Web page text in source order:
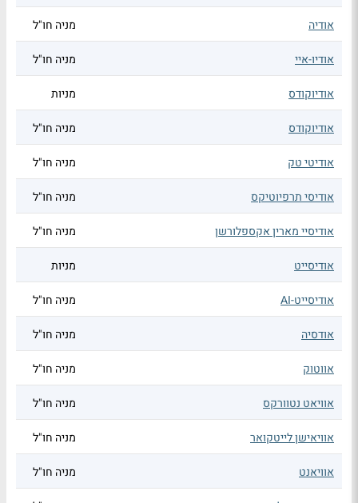
אודיה מניה חו"ל
אודיו-איי מניה חו"ל
אודיוקודס מניות
אודיוקודס מניה חו"ל
אודיטי טק מניה חו"ל
אודיסי תרפיוטיקס מניה חו"ל
אודיסיי מארין אקספלורשן מניה חו"ל
אודיסייט מניות
אודיסייט-AI מניה חו"ל
אודסיה מניה חו"ל
אווטוק מניה חו"ל
אוויאט נטוורקס מניה חו"ל
אוויאישן לייטקואר מניה חו"ל
אוויאנט מניה חו"ל